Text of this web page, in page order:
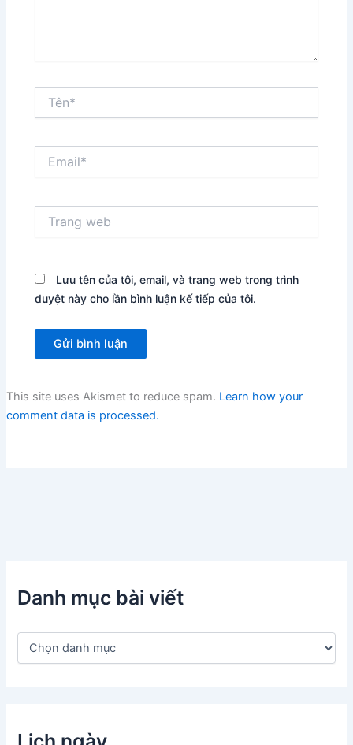
web
Lưu tên của tôi, email, và trang web trong trình
duyệt này cho lần bình luận kế tiếp của tôi.
This site uses Akismet to reduce spam. Learn how your
comment data is processed.
Danh mục bài viết
D
c